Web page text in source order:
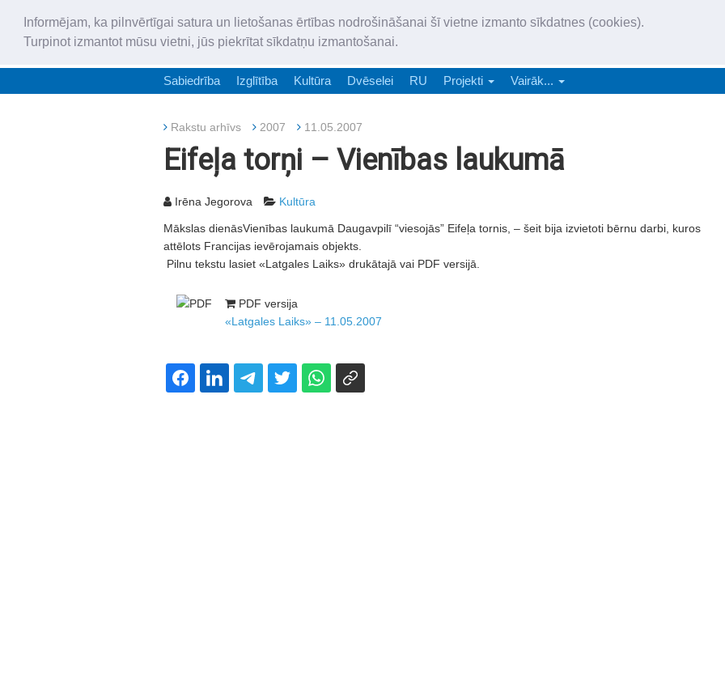
Informējam, ka pilnvērtīgai satura un lietošanas ērtības nodrošināšanai šī vietne izmanto sīkdatnes (cookies).
Turpinot izmantot mūsu vietni, jūs piekrītat sīkdatņu izmantošanai.
„Latgales Laiks” latviešu valodā aptver Daugavpils valstspilsētu,
Sabiedrība Izglītība Kultūra Dvēselei RU Projekti Vairāk...
Rakstu arhīvs 2007 11.05.2007
Eifeļa torņi – Vienības laukumā
Irēna Jegorova Kultūra
Mākslas dienāsVienības laukumā Daugavpilī “viesojās” Eifeļa tornis, – šeit bija izvietoti bērnu darbi, kuros
attēlots Francijas ievērojamais objekts.
Pilnu tekstu lasiet «Latgales Laiks» drukātajā vai PDF versijā.
PDF versija
«Latgales Laiks» – 11.05.2007